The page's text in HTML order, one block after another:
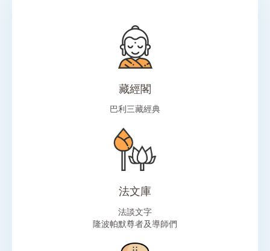
藏經閣
巴利三藏經典
法文庫
法談文字
隆波帕默尊者及導師們